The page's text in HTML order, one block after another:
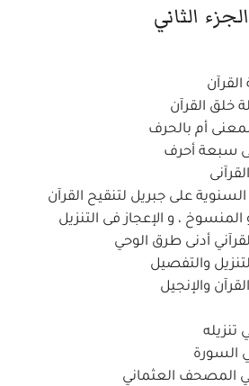
الجزء الثاني
خلق القرآن
أم بالحرف
سبعة أحرف
على جبريل لتنقيح القرآن
، و الإعجاز فى التنزيل
أدنى طرق الوحي
والتفصيل
والإنجيل
تنزيله
السورة
المصحف العثماني